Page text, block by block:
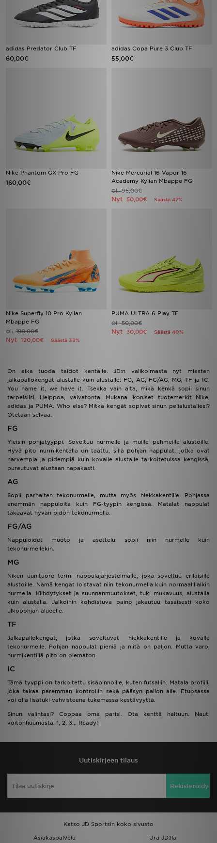
adidas Predator Club TF
60,00€
adidas Copa Pure 3 Club TF
55,00€
Nike Phantom GX Pro FG
160,00€
Nike Mercurial 16 Vapor 16
Academy Kylian Mbappe FG
Oli95,00€
Nyt 50,00€ Säästä 47%
Nike Superfly 10 Pro Kylian
Mbappe FG
Oli180,00€
Nyt 120,00€ Säästä 33%
PUMA ULTRA 6 Play TF
Oli50,00€
Nyt 30,00€ Säästä 40%
On aika tuoda taidot kentälle. JD:n valikoimasta nyt miesten
jalkapallokengät alustalle kuin alustalle: FG, AG, FG/AG, MG, TF ja IC.
You name it, we have it. Tsekka vain alta, mikä kenkä sopii sinun
tarpeisiisi. Helppoa, vaivatonta. Mukana ikoniset tuotemerkit Nike,
adidas ja PUMA. Who else? Mitkä kengät sopivat sinun pelialustallesi?
Otetaan selvää.
FG
Yleisin pohjatyyppi. Soveltuu nurmelle ja muille pehmeille alustoille.
Hyvä pito nurmikentällä on taattu, sillä pohjan nappulat, jotka ovat
harvempia ja pidempiä kuin kovalle alustalle tarkoitetuissa kengissä,
pureutuvat alustaan napakasti.
AG
Sopii parhaiten tekonurmelle, mutta myös hiekkakentille. Pohjassa
enemmän nappuloita kuin FG-tyypin kengissä. Matalat nappulat
takaavat hyvän pidon tekonurmella.
FG/AG
Nappuloidet muoto ja asettelu sopii niin nurmelle kuin
tekonurmellekin.
MG
Niken uunituore termi nappulajärjestelmälle, joka soveltuu erilaisille
alustoille. Nämä kengät loistavat niin tekonurmella kuin normaalillalkin
nurmella. Kiihdytykset ja suunnanmuutokset, tuki mukavuus, alustalla
kuin alustalla. Jalkoihin kohdistuva paino jakautuu tasaisesti koko
ulkopohjan alueelle.
TF
Jalkapallokengät, jotka soveltuvat hiekkakentille ja kovalle
tekonurmelle. Pohjan nappulat pieniä ja niitä on paljon. Mutta varo,
nurmikentillä pito on olematon.
IC
Tämä tyyppi on tarkoitettu sisäpinnoille, kuten futsaliin. Matala profiili,
joka takaa paremman kontrollin sekä pääsyn pallon alle. Etuosassa
voi olla lisätuki vahvisteena tukemassa kestävyyttä.
Sinun valintasi? Coppaa oma parisi. Ota kenttä haltuun. Nauti
voitonhuumasta. 1, 2, 3... Ready!
Uutiskirjeen tilaus
Rekisteröidy
Katso JD Sportsin koko sivusto
Asiakaspalvelu
Ura JD:llä